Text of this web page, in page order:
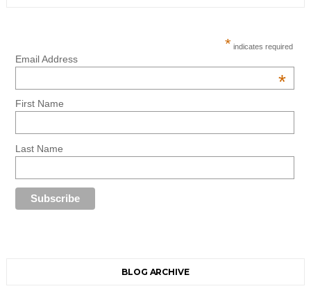
* indicates required
Email Address
*
First Name
Last Name
BLOG ARCHIVE